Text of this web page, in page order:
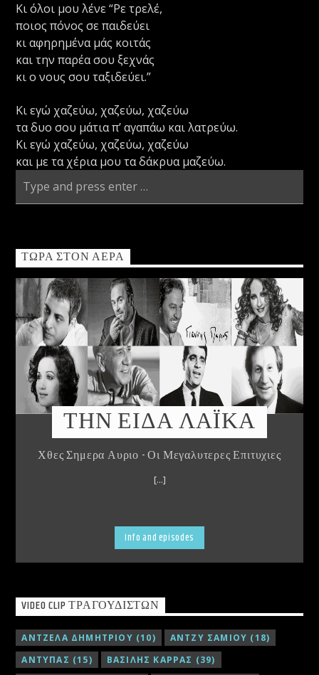
Κι όλοι μου λένε “Ρε τρελέ,
ποιος πόνος σε παιδεύει
κι αφηρημένα μάς κοιτάς
και την παρέα σου ξεχνάς
κι ο νους σου ταξιδεύει.”
Κι εγώ χαζεύω, χαζεύω, χαζεύω
τα δυο σου μάτια π’ αγαπάω και λατρεύω.
Κι εγώ χαζεύω, χαζεύω, χαζεύω
και με τα χέρια μου τα δάκρυα μαζεύω.
ΤΏΡΑ ΣΤΟΝ ΑΈΡΑ
ΤΗΝ ΕΙΔΑ ΛΑΪΚΑ
Χθες Σημερα Αυριο - Οι Μεγαλυτερες Επιτυχιες
[...]
Info and episodes
VIDEO CLIP ΤΡΑΓΟΥΔΙΣΤΏΝ
ΑΝΤΖΕΛΑ ΔΗΜΗΤΡΙΟΥ (10) ΑΝΤΖΥ ΣΑΜΙΟΥ (18)
ΑΝΤΥΠΑΣ (15) ΒΑΣΙΛΗΣ ΚΑΡΡΑΣ (39)